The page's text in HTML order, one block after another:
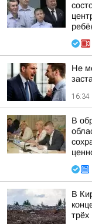
Не
16:34
В
В
трёх